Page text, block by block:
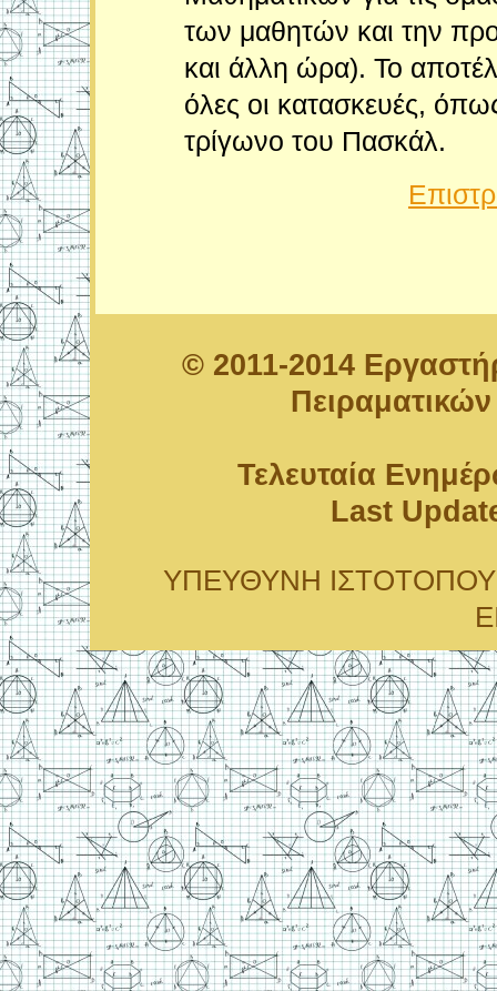
των μαθητών και την
και άλλη ώρα). Το
όλες οι κατασκευές,
τρίγωνο του Πασκάλ.
© 2011-2014
Τελευταία
Last
ΥΠΕΥΘΥΝΗ ΙΣΤΟΤΟΠΟΥ: